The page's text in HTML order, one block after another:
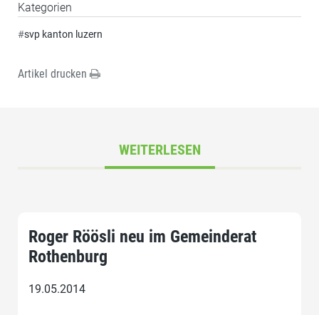
Kategorien
#svp kanton luzern
Artikel drucken
WEITERLESEN
Roger Röösli neu im Gemeinderat
Rothenburg
19.05.2014